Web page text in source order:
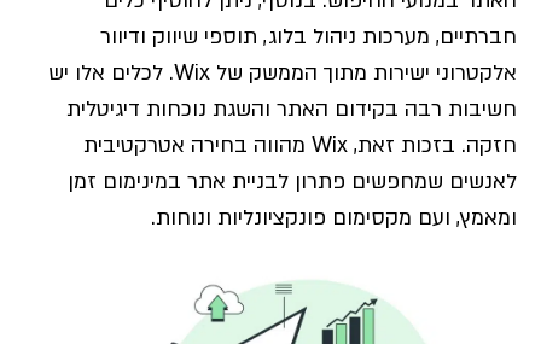
חברתיים, מערכות ניהול בלוג, תוספי שיווק ודיוור
אלקטרוני ישירות מתוך הממשק של Wix. לכלים אלו יש
חשיבות רבה בקידום האתר והשגת נוכחות דיגיטלית
חזקה. בזכות זאת, Wix מהווה בחירה אטרקטיבית
לאנשים שמחפשים פתרון לבניית אתר במינימום זמן
ומאמץ, ועם מקסימום פונקציונליות ונוחות.